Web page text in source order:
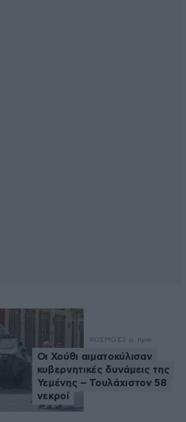
ΚΟΣΜΟΣ2 ω. πριν
Οι Χούθι αιματοκύλισαν
κυβερνητικές δυνάμεις της
Υεμένης – Τουλάχιστον 58
νεκροί